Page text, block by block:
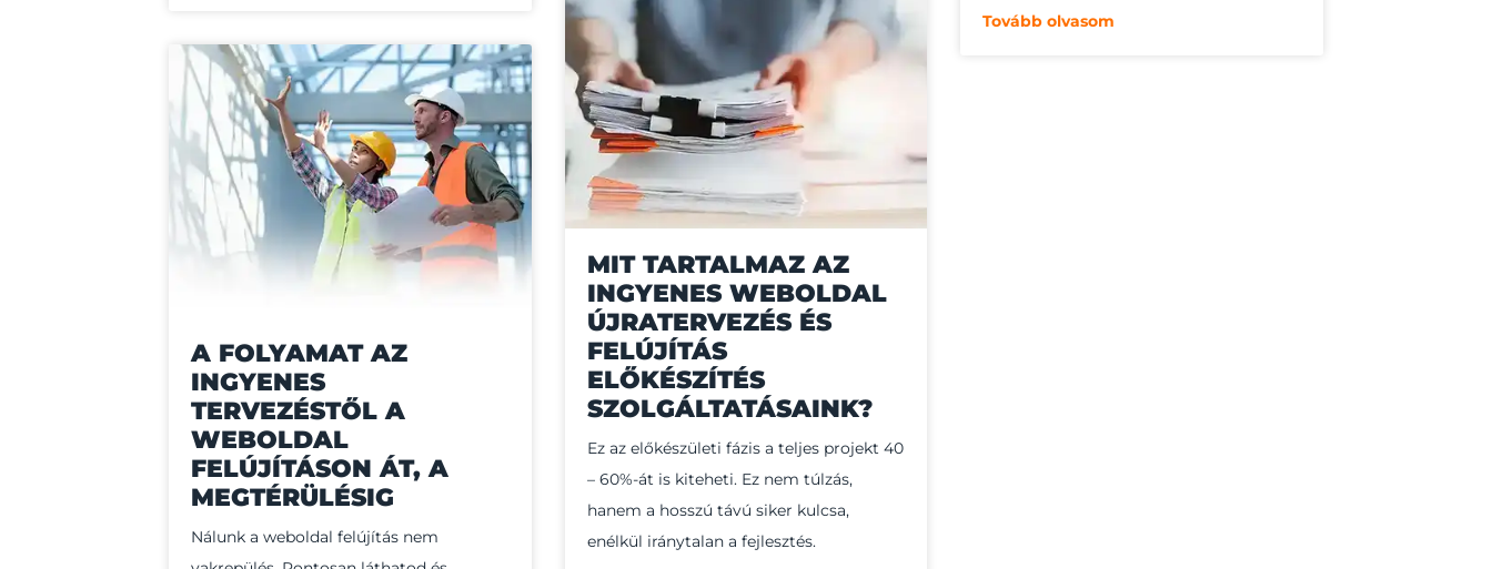
Tovább olvasom
A FOLYAMAT AZ
INGYENES
TERVEZÉSTŐL A
WEBOLDAL
FELÚJÍTÁSON ÁT, A
MEGTÉRÜLÉSIG
Nálunk a weboldal felújítás nem
MIT TARTALMAZ AZ
INGYENES WEBOLDAL
ÚJRATERVEZÉS ÉS
FELÚJÍTÁS
ELŐKÉSZÍTÉS
SZOLGÁLTATÁSAINK?
Ez az előkészületi fázis a teljes projekt 40
– 60%-át is kiteheti. Ez nem túlzás,
hanem a hosszú távú siker kulcsa,
enélkül iránytalan a fejlesztés.​